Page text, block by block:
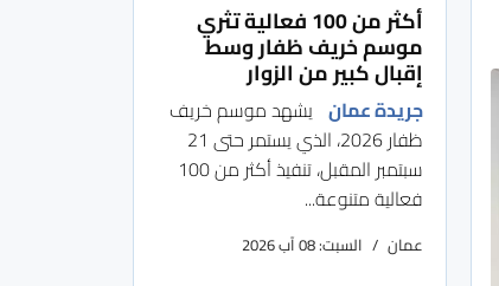
أكثر من 100 فعالية تثري
موسم خريف ظفار وسط
إقبال كبير من الزوار
جريدة عمان يشهد موسم خريف
ظفار 2026، الذي يستمر حتى 21
سبتمبر المقبل، تنفيذ أكثر من 100
فعالية متنوعة...
عمان السبت: 08 آب 2026